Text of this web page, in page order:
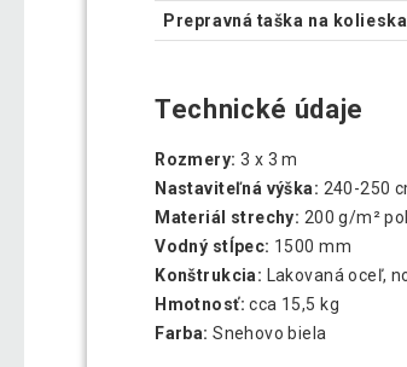
Prepravná taška na
Technické údaje
Rozmery: 3 x 3 m
Nastaviteľná výška: 240-250
Materiál strechy: 200 g/m²
Vodný stĺpec: 1500 mm
Konštrukcia: Lakovaná oceľ,
Hmotnosť:cca 15,5 kg
Farba:Snehovo biela